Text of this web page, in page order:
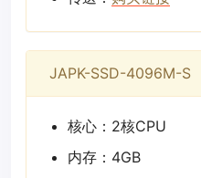
JAPK-SSD-4096M-S
核心：2核CPU
内存：4GB